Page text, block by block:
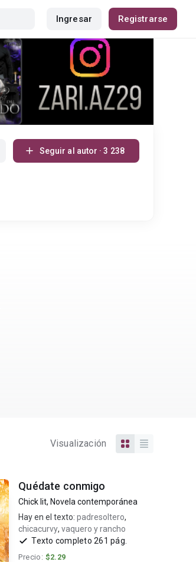
Ingresar Registrarse
Seguir al autor · 3 238
Visualización
Quédate conmigo
Chick lit, Novela contemporánea
Hay en el texto:padresoltero,
chicacurvy,vaquero y rancho
Texto completo 261 pág.
Precio: $2.29